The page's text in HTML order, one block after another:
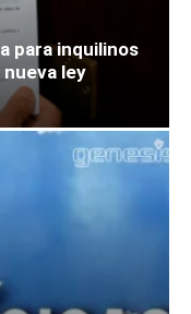
para inquilinos
ley